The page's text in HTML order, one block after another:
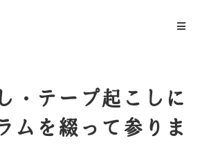
・テープ起こしに
ムを綴って参りま